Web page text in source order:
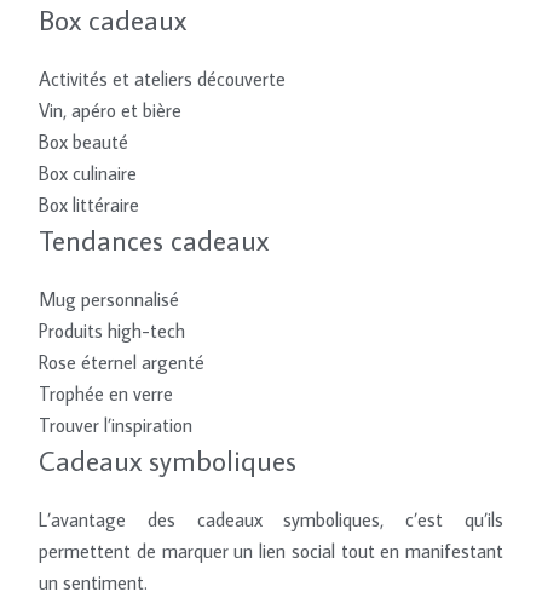
Box cadeaux
Activités et ateliers découverte
Vin, apéro et bière
Box beauté
Box culinaire
Box littéraire
Tendances cadeaux
Mug personnalisé
Produits high-tech
Rose éternel argenté
Trophée en verre
Trouver l’inspiration
Cadeaux symboliques
L’avantage des cadeaux symboliques, c’est qu’ils
permettent de marquer un lien social tout en manifestant
un sentiment.